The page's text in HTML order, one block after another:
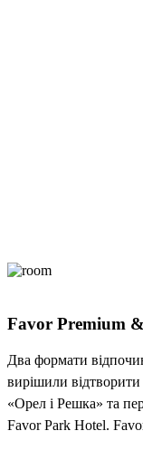
Favor Premium
Два формати
вирішили
«Орел і Решка» та
Favor Park Hotel.